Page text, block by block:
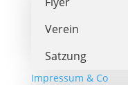
Verein
Satzung
Impressum & Co